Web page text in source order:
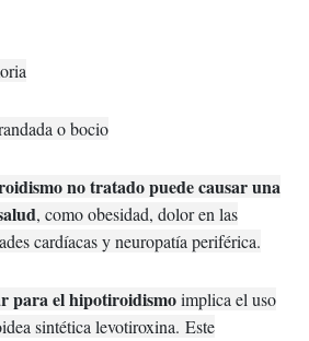
o bocio
no tratado puede causar una
, como obesidad, dolor en las
cardíacas y neuropatía periférica.
para el hipotiroidismoimplica el uso
sintética levotiroxina.Este